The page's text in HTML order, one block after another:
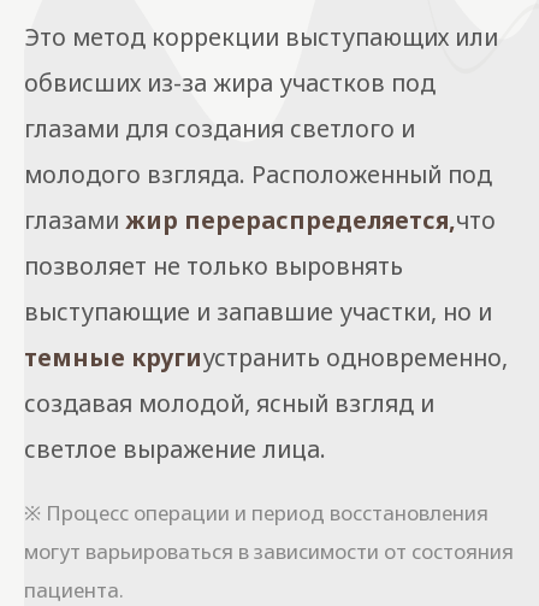
Это метод коррекции выступающих или
обвисших из-за жира участков под
глазами для создания светлого и
молодого взгляда. Расположенный под
глазами жир перераспределяется,что
позволяет не только выровнять
выступающие и запавшие участки, но и
темные кругиустранить одновременно,
создавая молодой, ясный взгляд и
светлое выражение лица.
※ Процесс операции и период восстановления
могут варьироваться в зависимости от состояния
пациента.